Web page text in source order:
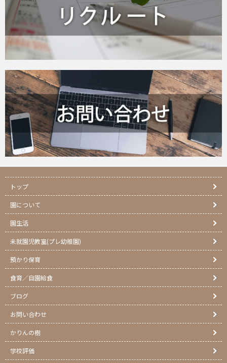
トップ
園について
園生活
未就園児教室(プレ幼稚園)
預かり保育
食育／自園給食
ブログ
お問い合わせ
かりんの樹
学校評価